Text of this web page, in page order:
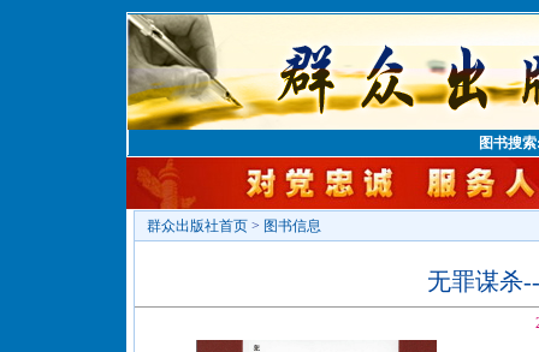
图书搜
群众出版社首页 > 图书信息
无罪谋杀